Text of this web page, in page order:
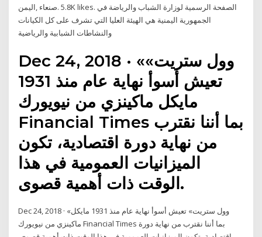
اليمن‎, ‎صنعاء‎. 5.8K likes. ‎الصفحة الرسمية لوزارة الشباب والرياضة في
الجمهورية اليمنية هي الهيئة العليا التي تشرف على كل الكيانات
Dec 24, 2018 · «وول ستريت»
تعيش أسوأ نهاية عام منذ 1931
مايكل ماكينزي من نيويورك
Financial Times بما أننا نقترب
من نهاية دورة اقتصادية، تكون
الميزانيات العمومية في هذا
الوقت ذات أهمية قصوى.
Dec 24, 2018 · «وول ستريت» تعيش أسوأ نهاية عام منذ 1931 مايكل
ماكينزي من نيويورك Financial Times بما أننا نقترب من نهاية دورة